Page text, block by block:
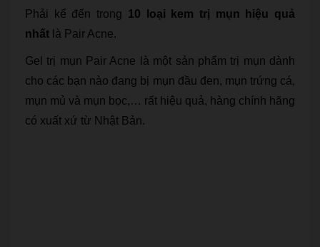
Phải kể đến trong 10 loại kem trị mụn hiệu quả
nhất là Pair Acne.
Gel trị mụn Pair Acne là một sản phẩm trị mụn dành
cho các bạn nào đang bị mụn đầu đen, mụn trứng cá,
mụn mủ và mụn bọc,… rất hiệu quả, hàng chính hãng
có xuất xứ từ Nhật Bản.